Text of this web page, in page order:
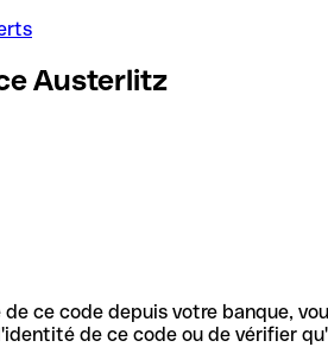
Austerlitz
ce code depuis votre banque,
de ce code ou de vérifier